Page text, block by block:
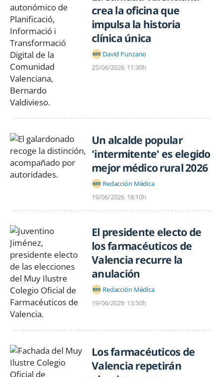
crea la oficina que
impulsa la historia
clínica única
David Punzano
25/06/2026 11:30h
Un alcalde popular
'intermitente' es elegido
mejor médico rural 2026
Redacción Médica
19/06/2026 18:10h
El presidente electo de
los farmacéuticos de
Valencia recurre la
anulación
Redacción Médica
19/06/2026 13:50h
Los farmacéuticos de
Valencia repetirán